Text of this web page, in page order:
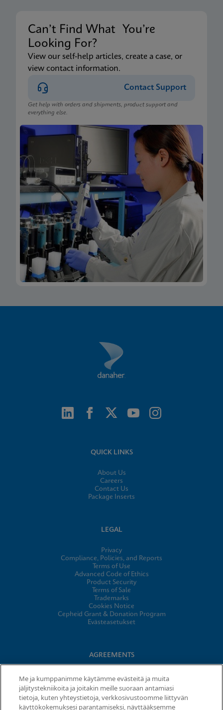
Can’t Find What You’re
Looking For?
View our self-help articles, create a case, or
view contact information.
Contact Support
Get help with orders and shipments, product support and
everything else.
QUICK LINKS
About Us
Careers
Contact Us
Package Inserts
LEGAL
Privacy
Compliance, Policies, and Reports
Terms of Use
Advanced Code of Ethics
Product Security
Terms of Sale
Trademarks
Cookies Notice
Cepheid Grant & Donation Program
Evästeasetukset
AGREEMENTS
Data Processing Agreement
Partner Communities
Information Security Terms and Conditions
Me ja kumppanimme käytämme evästeitä ja muita
jäljitystekniikoita ja joitakin meille suoraan antamiasi
tietoja, kuten yhteystietoja, verkkosivustoomme liittyvän
käyttökokemuksesi parantamiseksi, näyttääksemme